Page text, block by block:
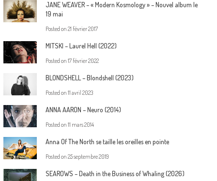
JANE WEAVER – « Modern Kosmology » – Nouvel album le
19 mai
Posted on 21 février 2017
MITSKI – Laurel Hell (2022)
Posted on 17 février 2022
BLONDSHELL – Blondshell (2023)
Posted on 11 avril 2023
ANNA AARON – Neuro (2014)
Posted on 11 mars 2014
Anna Of The North se taille les oreilles en pointe
Posted on 25 septembre 2019
SEAROWS – Death in the Business of Whaling (2026)